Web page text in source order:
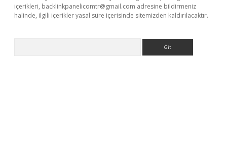
içerikleri, backlinkpanelicomtr@gmail.com adresine bildirmeniz
halinde, ilgili içerikler yasal süre içerisinde sitemizden kaldırılacaktır.